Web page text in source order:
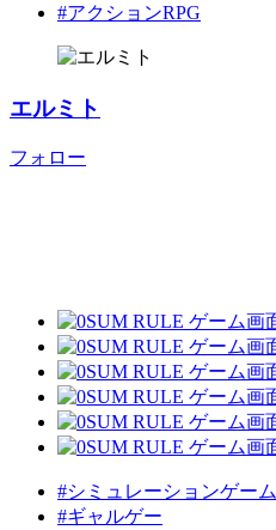
#アクションRPG
エルミト
フォロー
#シミュレーションゲーム
#ギャルゲー